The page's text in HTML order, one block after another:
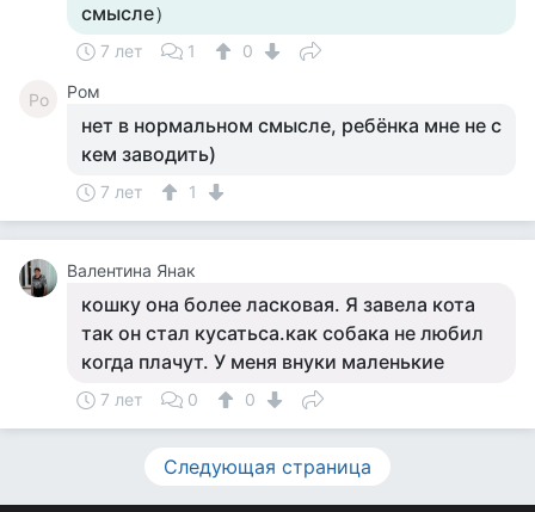
смысле）
7 лет 1 0
Ро Ром
нет в нормальном смысле, ребёнка мне не с
кем заводить)
7 лет 1
Валентина Янак
кошку она более ласковая. Я завела кота
так он стал кусатьса.как собака не любил
когда плачут. У меня внуки маленькие
7 лет 0 0
Следующая страница